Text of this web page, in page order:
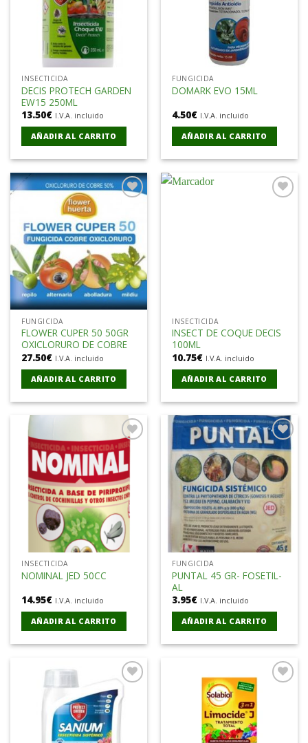
INSECTICIDA
DECIS PROTECH GARDEN
EW15 250ML
13.50€ I.V.A. incluido
AÑADIR AL CARRITO
FUNGICIDA
DOMARK EVO 15ML
4.50€ I.V.A. incluido
AÑADIR AL CARRITO
lista de
deseos
FUNGICIDA
FLOWER CUPER 50 50GR
OXICLORURO DE COBRE
27.50€ I.V.A. incluido
AÑADIR AL CARRITO
INSECTICIDA
INSECT DE COQUE DECIS
100ML
10.75€ I.V.A. incluido
AÑADIR AL CARRITO
Añadir
lista de
deseos
INSECTICIDA
NOMINAL JED 50CC
14.95€ I.V.A. incluido
AÑADIR AL CARRITO
Añadir
a la
lista de
deseos
FUNGICIDA
PUNTAL 45 GR- FOSETIL-
AL
3.95€ I.V.A. incluido
AÑADIR AL CARRITO
Añadir
a la
lista de
deseos